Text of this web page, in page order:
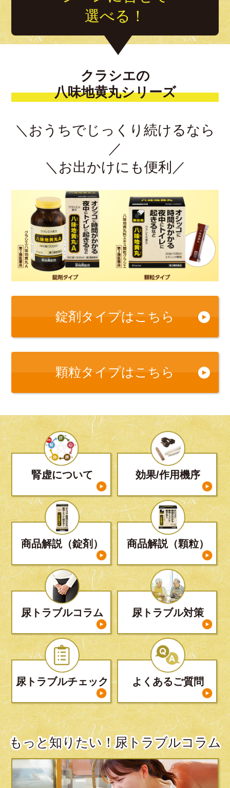
選べる！
クラシエの
八味地黄丸シリーズ
＼おうちでじっくり続けるなら
／
＼お出かけにも便利／
錠剤タイプはこちら
顆粒タイプはこちら
腎虚について 効果/作用機序
商品解説（錠剤） 商品解説（顆粒）
尿トラブルコラム 尿トラブル対策
尿トラブルチェック よくあるご質問
もっと知りたい！尿トラブルコラム